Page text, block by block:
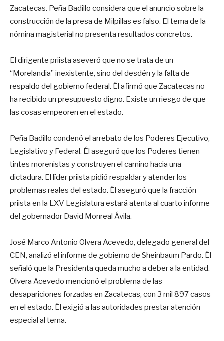
Zacatecas. Peña Badillo considera que el anuncio sobre la
construcción de la presa de Milpillas es falso. El tema de la
nómina magisterial no presenta resultados concretos.
El dirigente priista aseveró que no se trata de un
“Morelandia” inexistente, sino del desdén y la falta de
respaldo del gobierno federal. Él afirmó que Zacatecas no
ha recibido un presupuesto digno. Existe un riesgo de que
las cosas empeoren en el estado.
Peña Badillo condenó el arrebato de los Poderes Ejecutivo,
Legislativo y Federal. Él aseguró que los Poderes tienen
tintes morenistas y construyen el camino hacia una
dictadura. El líder priista pidió respaldar y atender los
problemas reales del estado. Él aseguró que la fracción
priista en la LXV Legislatura estará atenta al cuarto informe
del gobernador David Monreal Ávila.
José Marco Antonio Olvera Acevedo, delegado general del
CEN, analizó el informe de gobierno de Sheinbaum Pardo. Él
señaló que la Presidenta queda mucho a deber a la entidad.
Olvera Acevedo mencionó el problema de las
desapariciones forzadas en Zacatecas, con 3 mil 897 casos
en el estado. Él exigió a las autoridades prestar atención
especial al tema.